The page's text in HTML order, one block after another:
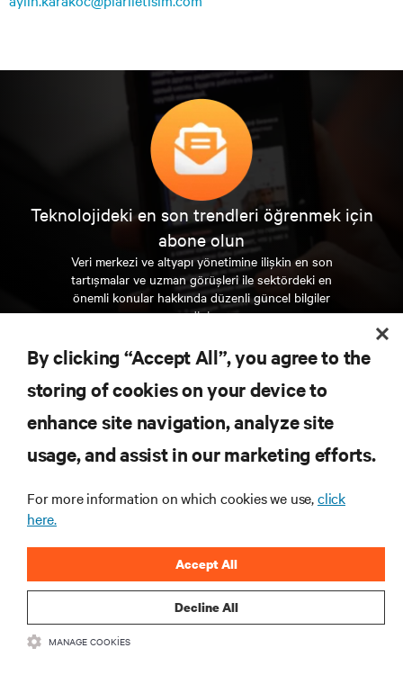
Teknolojideki en son trendleri öğrenmek için
abone olun
Veri merkezi ve altyapı yönetimine ilişkin en son
tartışmalar ve uzman görüşleri ile sektördeki en
önemli konular hakkında düzenli güncel bilgiler
edinin.
ŞİMDİ KAYDOLUN
KAYNAKLAR
KURUMSAL
BIZIMLE ILETIŞIME GEÇIN
By clicking “Accept All”, you agree to the
storing of cookies on your device to
enhance site navigation, analyze site
usage, and assist in our marketing efforts.
For more information on which cookies we use,click
here.
Decline All
Accept All
MANAGE COOKIES